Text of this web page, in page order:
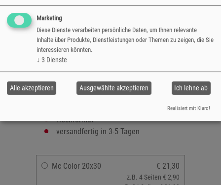
Ihres Kindes oder einfach die schönsten Foto-
Erinnerungen einzigartig festzuhalten.
Format: 20x30 cm
ausbelichtet auch echtem Fotopapier
Oberfläche: matt
Layflat-Bindung
24 bis 120 Seiten
gestaltbares Softcover
zahlreiche Designvorlagen verfügbar
Hochformat
versandfertig in 3-5 Tagen
Mc Color 20x30 € 21,30
z.B. 4 Seiten € 2,90
Marketing
Diese Dienste verarbeiten persönliche Daten, um Ihnen relevante
Inhalte über Produkte, Dienstleistungen oder Themen zu zeigen, die Sie
interessieren könnten.
↓ 3 Dienste
Ich lehne ab
Ausgewählte akzeptieren
Alle akzeptieren
Realisiert mit Klaro!